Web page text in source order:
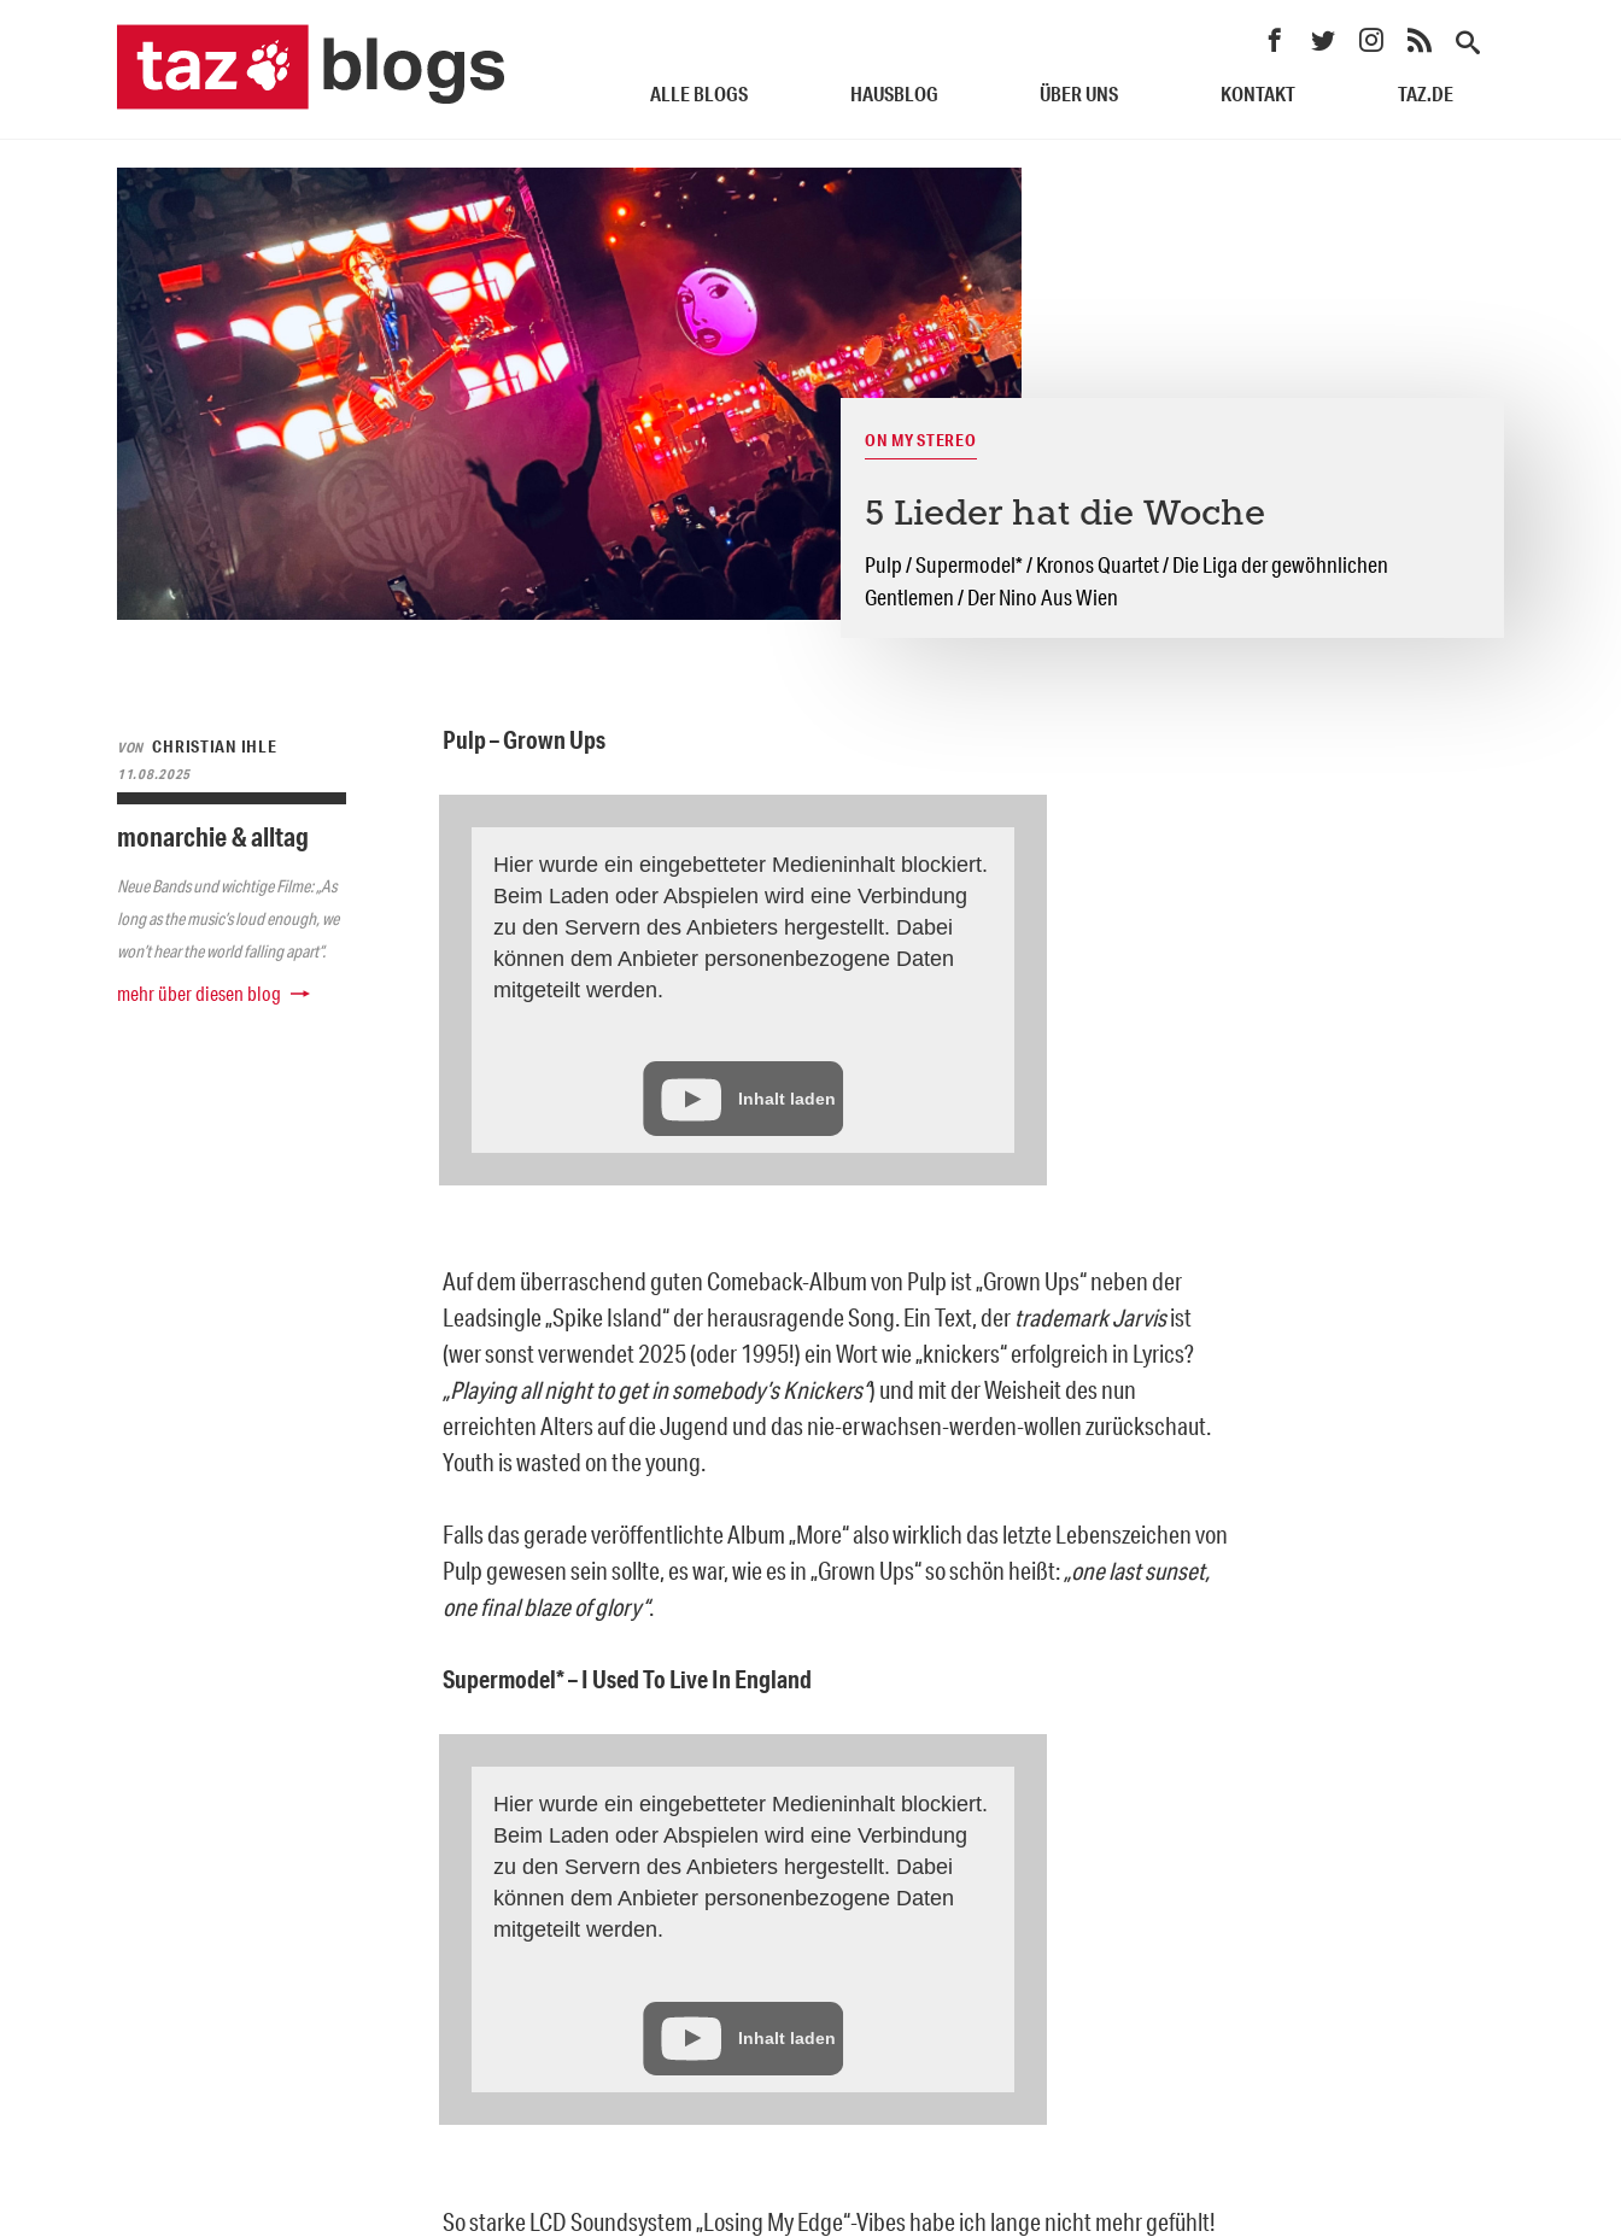
ALLE BLOGS HAUSBLOG ÜBER UNS KONTAKT TAZ.DE
ON MY STEREO
5 Lieder hat die Woche
Pulp / Supermodel* / Kronos Quartet / Die Liga der gewöhnlichen
Gentlemen / Der Nino Aus Wien
VON CHRISTIAN IHLE
11.08.2025
monarchie & alltag
Neue Bands und wichtige Filme: „As
long as the music’s loud enough, we
won’t hear the world falling apart“.
mehr über diesen blog
Pulp – Grown Ups
Hier wurde ein eingebetteter Medieninhalt blockiert.
Beim Laden oder Abspielen wird eine Verbindung
zu den Servern des Anbieters hergestellt. Dabei
können dem Anbieter personenbezogene Daten
mitgeteilt werden.
Inhalt laden
Auf dem überraschend guten Comeback-Album von Pulp ist „Grown Ups“ neben der
Leadsingle „Spike Island“ der herausragende Song. Ein Text, der trademark Jarvisist
(wer sonst verwendet 2025 (oder 1995!) ein Wort wie „knickers“ erfolgreich in Lyrics?
„Playing all night to get in somebody’s Knickers“) und mit der Weisheit des nun
erreichten Alters auf die Jugend und das nie-erwachsen-werden-wollen zurückschaut.
Youth is wasted on the young.
Falls das gerade veröffentlichte Album „More“ also wirklich das letzte Lebenszeichen von
Pulp gewesen sein sollte, es war, wie es in „Grown Ups“ so schön heißt:„one last sunset,
one final blaze of glory“.
Supermodel* – I Used To Live In England
Hier wurde ein eingebetteter Medieninhalt blockiert.
Beim Laden oder Abspielen wird eine Verbindung
zu den Servern des Anbieters hergestellt. Dabei
können dem Anbieter personenbezogene Daten
mitgeteilt werden.
Inhalt laden
So starke LCD Soundsystem „Losing My Edge“-Vibes habe ich lange nicht mehr gefühlt!